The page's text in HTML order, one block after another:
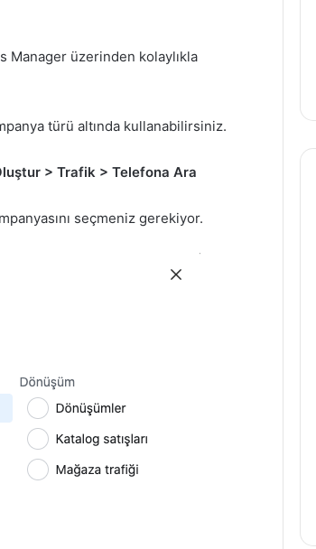
Manager üzerinden kolaylıkla
türü altında kullanabilirsiniz.
> Trafik > Telefona Ara
seçmeniz gerekiyor.